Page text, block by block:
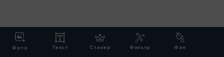
Фото Текст Стикер Фильтр Фон